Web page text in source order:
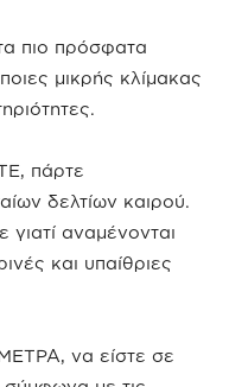
πιο πρόσφατα
μικρής κλίμακας
πάρτε
δελτίων καιρού.
γιατί αναμένονται
και υπαίθριες
να είστε σε